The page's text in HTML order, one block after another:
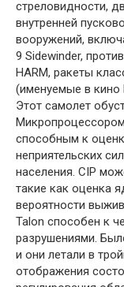
стреловидности,
внутренней
вооружений,
9 Sidewinder,
HARM, ракеты
(именуемые в кино
Этот самолет
способным к
неприятельских
населения. CIP
такие как оценка
вероятности
Talon способен к
разрушениями.
и они летали в
отображения